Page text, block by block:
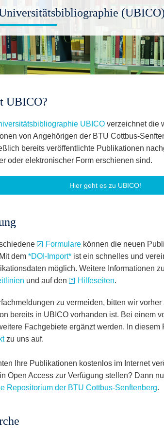
(UBICO)
UBICO?
UBICO verzeichnet die
von Angehörigen der BTU Cottbus-
bereits veröffentlichte Publikationen
oder elektronischer Form erschienen sind.
Hier geht es zu UBICO!
Formulare können die neuen
dem *DOI-Import* ist ein schnelles und
möglich. Weitere Informationen
und auf den Hilfeseiten.
zu vermeiden, bitten wir
bereits in UBICO vorhanden ist. Bei einem
Fachgebiete ergänzt werden. In diesem
zu uns auf.
Ihre Publikationen kostenlos im Internet
Open Access zur Verfügung stellen? Dann
Repositorium der BTU Cottbus-Senftenberg.